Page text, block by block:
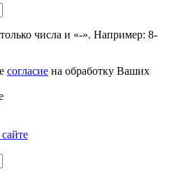
числа и «-». Например: 8-
согласие на обработку Ваших